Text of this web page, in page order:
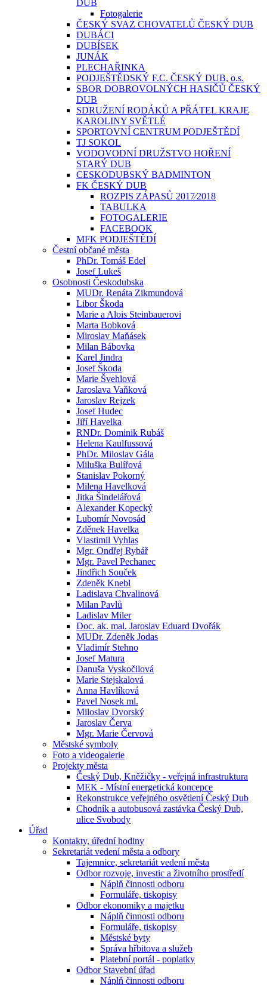
DUB
Fotogalerie
ČESKÝ SVAZ CHOVATELŮ ČESKÝ DUB
DUBÁCI
DUBÍSEK
JUNÁK
PLECHAŘINKA
PODJEŠTĚDSKÝ F.C. ČESKÝ DUB, o.s.
SBOR DOBROVOLNÝCH HASIČŮ ČESKÝ
DUB
SDRUŽENÍ RODÁKŮ A PŘÁTEL KRAJE
KAROLINY SVĚTLÉ
SPORTOVNÍ CENTRUM PODJEŠTĚDÍ
TJ SOKOL
VODOVODNÍ DRUŽSTVO HOŘENÍ
STARÝ DUB
CESKODUBSKÝ BADMINTON
FK ČESKÝ DUB
ROZPIS ZÁPASŮ 2017⁄2018
TABULKA
FOTOGALERIE
FACEBOOK
MFK PODJEŠTĚDÍ
Čestní občané města
PhDr. Tomáš Edel
Josef Lukeš
Osobnosti Českodubska
MUDr. Renáta Zikmundová
Libor Škoda
Marie a Alois Steinbauerovi
Marta Bobková
Miroslav Maňásek
Milan Bábovka
Karel Jindra
Josef Škoda
Marie Švehlová
Jaroslava Vaňková
Jaroslav Rejzek
Josef Hudec
Jiří Havelka
RNDr. Dominik Rubáš
Helena Kaulfussová
PhDr. Miloslav Gála
Miluška Bulířová
Stanislav Pokorný
Milena Havelková
Jitka Šindelářová
Alexander Kopecký
Lubomír Novosád
Zděnek Havelka
Vlastimil Vyhlas
Mgr. Ondřej Rybář
Mgr. Pavel Pechanec
Jindřich Souček
Zdeněk Knebl
Ladislava Chvalinová
Milan Pavlů
Ladislav Miler
Doc. ak. mal. Jaroslav Eduard Dvořák
MUDr. Zdeněk Jodas
Vladimír Stehno
Josef Matura
Danuša Vyskočilová
Marie Stejskalová
Anna Havlíková
Pavel Nosek ml.
Miloslav Dvorský
Jaroslav Červa
Mgr. Marie Červová
Městské symboly
Foto a videogalerie
Projekty města
Český Dub, Kněžičky - veřejná infrastruktura
MEK - Místní energetická koncepce
Rekonstrukce veřejného osvětlení Český Dub
Chodník a autobusová zastávka Český Dub,
ulice Svobody
Úřad
Kontakty, úřední hodiny
Sekretariát vedení města a odbory
Tajemnice, sekretariát vedení města
Odbor rozvoje, investic a životního prostředí
Náplň činnosti odboru
Formuláře, tiskopisy
Odbor ekonomiky a majetku
Náplň činnosti odboru
Formuláře, tiskopisy
Městské byty
Správa hřbitova a služeb
Platební portál - poplatky
Odbor Stavební úřad
Náplň činnosti odboru